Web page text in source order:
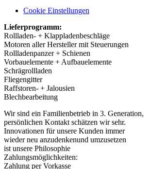
Cookie Einstellungen
Lieferprogramm:
Rollladen- + Klappladenbeschläge
Motoren aller Hersteller mit Steuerungen
Rollladenpanzer + Schienen
Vorbauelemente + Aufbauelemente
Schrägrollladen
Fliegengitter
Raffstoren- + Jalousien
Blechbearbeitung
Wir sind ein Familienbetrieb in 3. Generation,
persönlichen Kontakt schätzen wir sehr.
Innovationen für unsere Kunden immer
wieder neu anzudenkenund umzusetzen
ist unsere Philosophie
Zahlungsmöglichkeiten:
Zahlung per Vorkasse